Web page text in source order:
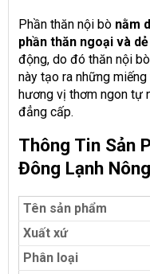
Phần thăn nội bò nằm
phần thăn ngoại và
động, do đó thăn nội
này tạo ra những
hương vị thơm ngon tự
đẳng cấp.
Thông Tin Sản
Đông Lạnh
Tên sản phẩm
Xuất xứ
Phân loại